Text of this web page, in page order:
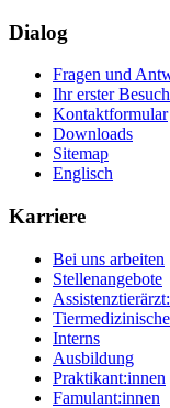
Dialog
Fragen und
Ihr erster
Kontaktformular
Downloads
Sitemap
Englisch
Karriere
Bei uns arbeiten
Stellenangebote
Interns
Ausbildung
Praktikant:innen
Famulant:innen